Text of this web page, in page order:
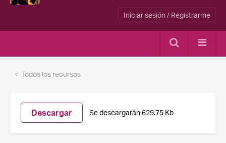
Iniciar sesión / Registrarme
Todos los recursos
Descargar Se descargarán 629.75 Kb